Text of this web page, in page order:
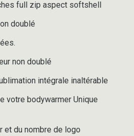
full zip aspect softshell
doublé
non doublé
intégrale inaltérable
votre bodywarmer Unique
et du nombre de logo